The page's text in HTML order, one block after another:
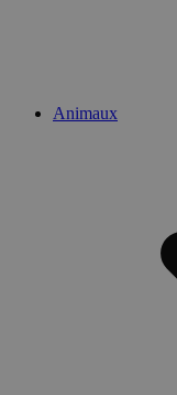
Animaux